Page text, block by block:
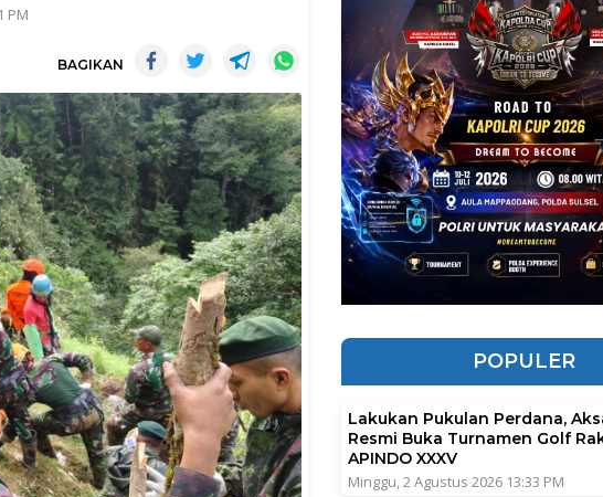
PM
BAGIKAN
POPULER
Lakukan Pukulan Perdana,
Resmi Buka Turnamen Golf
APINDO XXXV
Minggu, 2 Agustus 2026 13:33 PM